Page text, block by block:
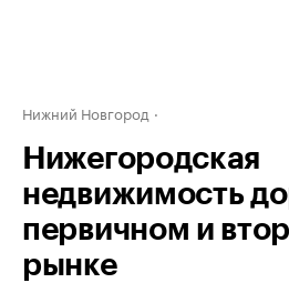
Нижний Новгород
Нижегородская
недвижимость
первичном и
рынке